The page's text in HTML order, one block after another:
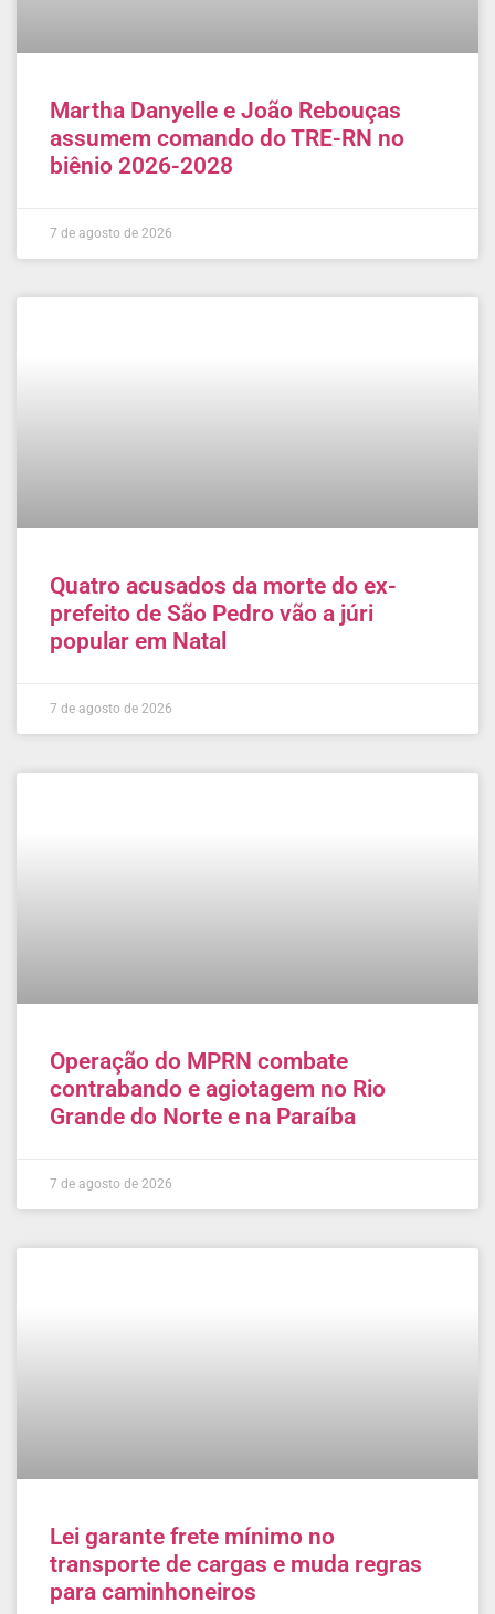
Martha Danyelle e João Rebouças
assumem comando do TRE-RN no
biênio 2026-2028
7 de agosto de 2026
Quatro acusados da morte do ex-
prefeito de São Pedro vão a júri
popular em Natal
7 de agosto de 2026
Operação do MPRN combate
contrabando e agiotagem no Rio
Grande do Norte e na Paraíba
7 de agosto de 2026
Lei garante frete mínimo no
transporte de cargas e muda regras
para caminhoneiros